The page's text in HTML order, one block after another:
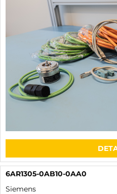
6AR1305-0AB10-0AA0
Siemens